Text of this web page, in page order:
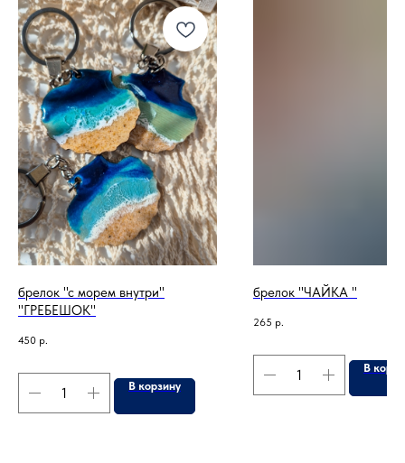
брелок "с морем внутри"
"ГРЕБЕШОК"
450 р.
В корзину
брелок "ЧАЙКА "
265 р.
В